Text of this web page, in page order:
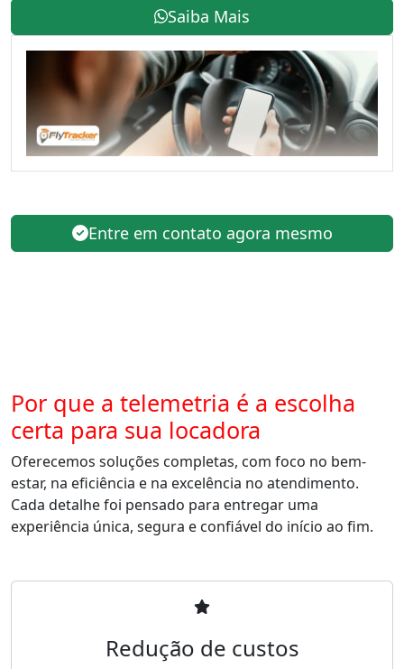
Saiba Mais
Entre em contato agora mesmo
Por que a telemetria é a escolha
certa para sua locadora
Oferecemos soluções completas, com foco no bem-
estar, na eficiência e na excelência no atendimento.
Cada detalhe foi pensado para entregar uma
experiência única, segura e confiável do início ao fim.
Redução de custos